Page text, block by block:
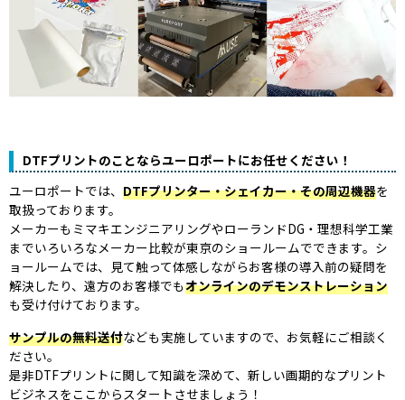
DTFプリントのことならユーロポートにお任せください！
ユーロポートでは、 DTFプリンター・シェイカー・その周辺機器を
取扱っております。
メーカーもミマキエンジニアリングやローランドDG・理想科学工業
までいろいろなメーカー比較が東京のショールームでできます。シ
ョールームでは、見て触って体感しながらお客様の導入前の疑問を
解決したり、遠方のお客様でもオンラインのデモンストレーション
も受け付けております。
サンプルの無料送付なども実施していますので、お気軽にご相談く
ださい。
是非DTFプリントに関して知識を深めて、新しい画期的なプリント
ビジネスをここからスタートさせましょう！